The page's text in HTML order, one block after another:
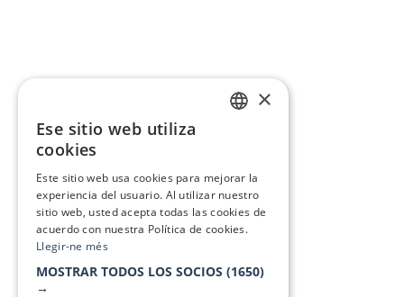
×
Ese sitio web utiliza
cookies
Este sitio web usa cookies para mejorar la
experiencia del usuario. Al utilizar nuestro
sitio web, usted acepta todas las cookies de
acuerdo con nuestra Política de cookies.
Llegir-ne més
MOSTRAR TODOS LOS SOCIOS (1650)
→